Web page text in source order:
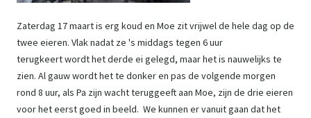
Zaterdag 17 maart is erg koud en Moe zit vrijwel de hele dag op de
twee eieren. Vlak nadat ze 's middags tegen 6 uur
terugkeert wordt het derde ei gelegd, maar het is nauwelijks te
zien. Al gauw wordt het te donker en pas de volgende morgen
rond 8 uur, als Pa zijn wacht teruggeeft aan Moe, zijn de drie eieren
voor het eerst goed in beeld. We kunnen er vanuit gaan dat het